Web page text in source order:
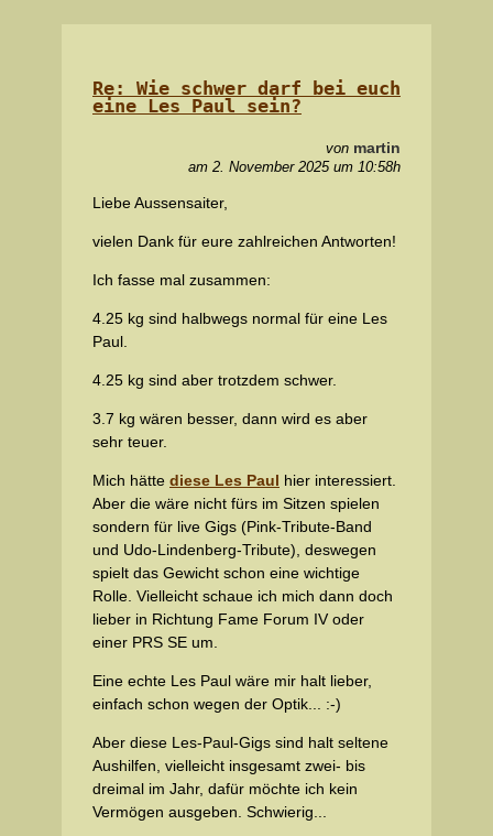
Re: Wie schwer darf bei euch
eine Les Paul sein?
von martin
am 2. November 2025 um 10:58h
Liebe Aussensaiter,
vielen Dank für eure zahlreichen Antworten!
Ich fasse mal zusammen:
4.25 kg sind halbwegs normal für eine Les
Paul.
4.25 kg sind aber trotzdem schwer.
3.7 kg wären besser, dann wird es aber
sehr teuer.
Mich hätte diese Les Paul hier interessiert.
Aber die wäre nicht fürs im Sitzen spielen
sondern für live Gigs (Pink-Tribute-Band
und Udo-Lindenberg-Tribute), deswegen
spielt das Gewicht schon eine wichtige
Rolle. Vielleicht schaue ich mich dann doch
lieber in Richtung Fame Forum IV oder
einer PRS SE um.
Eine echte Les Paul wäre mir halt lieber,
einfach schon wegen der Optik... :-)
Aber diese Les-Paul-Gigs sind halt seltene
Aushilfen, vielleicht insgesamt zwei- bis
dreimal im Jahr, dafür möchte ich kein
Vermögen ausgeben. Schwierig...